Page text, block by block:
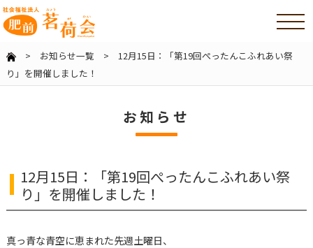
> お知らせ一覧 > 12月15日：「第19回ぺったんこふれあい祭
り」を開催しました！
お知らせ
12月15日：「第19回ぺったんこふれあい祭
り」を開催しました！
真っ青な青空に恵まれた先週土曜日、